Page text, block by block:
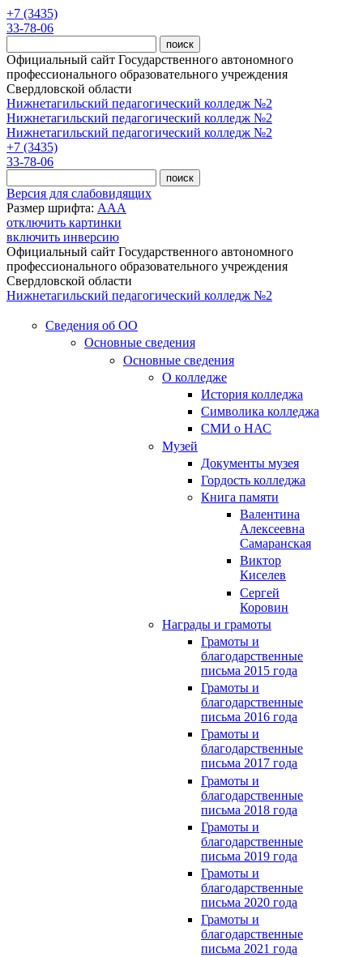
Перейти к основному содержанию
+7 (3435)
33-78-06
Официальный сайт Государственного автономного
профессионального образовательного учреждения
Свердловской области
Нижнетагильский педагогический колледж №2
Нижнетагильский педагогический колледж №2
Нижнетагильский педагогический колледж №2
+7 (3435)
33-78-06
Версия для слабовидящих
Размер шрифта: AAA
отключить картинки
включить инверсию
Официальный сайт Государственного автономного
профессионального образовательного учреждения
Свердловской области
Нижнетагильский педагогический колледж №2
Сведения об ОО
Основные сведения
Основные сведения
О колледже
История колледжа
Символика колледжа
СМИ о НАС
Музей
Документы музея
Гордость колледжа
Книга памяти
Валентина
Алексеевна
Самаранская
Виктор
Киселев
Сергей
Коровин
Награды и грамоты
Грамоты и
благодарственные
письма 2015 года
Грамоты и
благодарственные
письма 2016 года
Грамоты и
благодарственные
письма 2017 года
Грамоты и
благодарственные
письма 2018 года
Грамоты и
благодарственные
письма 2019 года
Грамоты и
благодарственные
письма 2020 года
Грамоты и
благодарственные
письма 2021 года